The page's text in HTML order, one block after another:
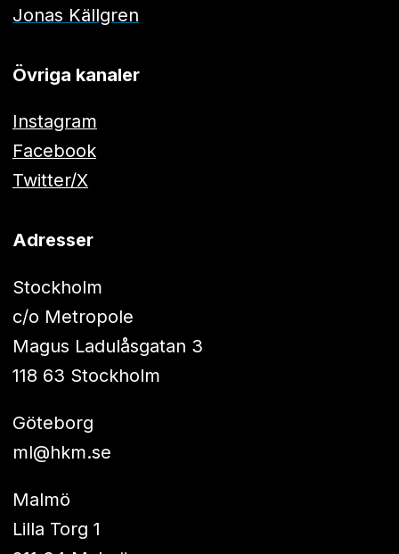
Jonas Källgren
Övriga kanaler
Instagram
Facebook
Twitter/X
Adresser
Stockholm
c/o Metropole
Magus Ladulåsgatan 3
118 63 Stockholm
Göteborg
ml@hkm.se
Malmö
Lilla Torg 1